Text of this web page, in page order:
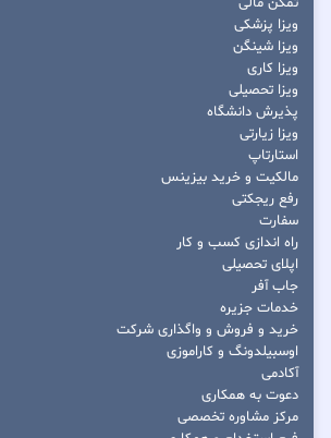
ویزا پزشکی
ویزا شینگن
ویزا کاری
ویزا تحصیلی
پذیرش دانشگاه
ویزا زیارتی
استارتاپ
مالکیت و خرید بیزینس
رفع ریجکتی
سفارت
راه اندازی کسب و کار
اپلای تحصیلی
جاب آفر
خدمات جزیره
خرید و فروش و واگذاری شرکت
اوسبیلدونگ و کاراموزی
آکادمی
دعوت به همکاری
مرکز مشاوره تخصصی